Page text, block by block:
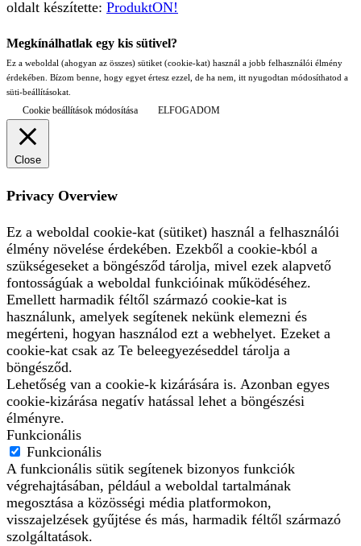
oldalt készítette: ProduktON!
Megkínálhatlak egy kis sütivel?
Ez a weboldal (ahogyan az összes) sütiket (cookie-kat) használ a jobb felhasználói élmény
érdekében. Bízom benne, hogy egyet értesz ezzel, de ha nem, itt nyugodtan módosíthatod a
süti-beállításokat.
Cookie beállítások módosítása ELFOGADOM
Close
Privacy Overview
Ez a weboldal cookie-kat (sütiket) használ a felhasználói
élmény növelése érdekében. Ezekből a cookie-kból a
szükségeseket a böngésződ tárolja, mivel ezek alapvető
fontosságúak a weboldal funkcióinak működéséhez.
Emellett harmadik féltől származó cookie-kat is
használunk, amelyek segítenek nekünk elemezni és
megérteni, hogyan használod ezt a webhelyet. Ezeket a
cookie-kat csak az Te beleegyezéseddel tárolja a
böngésződ.
Lehetőség van a cookie-k kizárására is. Azonban egyes
cookie-kizárása negatív hatással lehet a böngészési
élményre.
Funkcionális
Funkcionális
A funkcionális sütik segítenek bizonyos funkciók
végrehajtásában, például a weboldal tartalmának
megosztása a közösségi média platformokon,
visszajelzések gyűjtése és más, harmadik féltől származó
szolgáltatások.